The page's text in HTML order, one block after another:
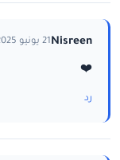
Nisreen21 يونيو 2025
❤️
رد